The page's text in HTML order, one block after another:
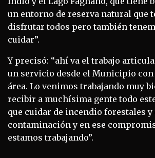
un entorno de reserva natural que
disfrutar todos pero también
cuidar”.
Y precisó: “ahí va el trabajo
un servicio desde el Municipio con
área. Lo venimos trabajando muy
recibir a muchísima gente todo
que cuidar de incendio forestales y
contaminación y en ese
estamos trabajando”.